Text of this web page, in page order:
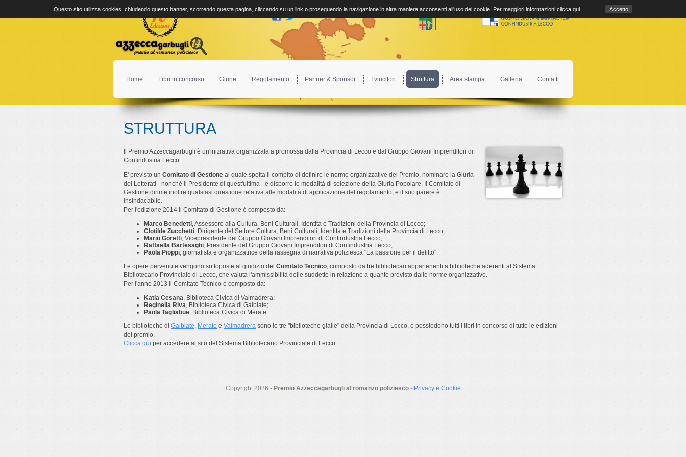
Home Libri in concorso Giurie Regolamento Partner & Sponsor I vincitori Struttura Area stampa Galleria Contatti
STRUTTURA
Il Premio Azzeccagarbugli è un'iniziativa organizzata a promossa dalla Provincia di Lecco e dal Gruppo Giovani Imprenditori di
Confindustria Lecco.
E' previsto un Comitato di Gestione al quale spetta il compito di definire le norme organizzative del Premio, nominare la Giuria
dei Letterati - nonchè il Presidente di quest'ultima - e disporre le modalità di selezione della Giuria Popolare. Il Comitato di
Gestione dirime inoltre qualsiasi questione relativa alle modalità di applicazione del regolamento, e il suo parere è
insindacabile.
Per l'edizione 2014 il Comitato di Gestione è composto da:
Marco Benedetti, Assessore alla Cultura, Beni Culturali, Identità e Tradizioni della Provincia di Lecco;
Clotilde Zucchetti, Dirigente del Settore Cultura, Beni Culturali, Identità e Tradizioni della Provincia di Lecco;
Mario Goretti, Vicepresidente del Gruppo Giovani Imprenditori di Confindustria Lecco;
Raffaella Bartesaghi, Presidente del Gruppo Giovani Imprenditori di Confindustria Lecco;
Paola Pioppi, giornalista e organizzatrice della rassegna di narrativa poliziesca "La passione per il delitto".
Le opere pervenute vengono sottoposte al giudizio del Comitato Tecnico, composto da tre bibliotecari appartenenti a biblioteche aderenti al Sistema
Bibliotecario Provinciale di Lecco, che valuta l'ammissibilità delle suddette in relazione a quanto previsto dalle norme organizzative.
Per l'anno 2013 il Comitato Tecnico è composto da:
Katia Cesana, Biblioteca Civica di Valmadrera;
Reginella Riva, Biblioteca Civica di Galbiate;
Paola Tagliabue, Biblioteca Civica di Merate.
Le biblioteche di Galbiate, Merate e Valmadrera sono le tre "biblioteche gialle" della Provincia di Lecco, e possiedono tutti i libri in concorso di tutte le edizioni
del premio.
Clicca qui per accedere al sito del Sistema Bibliotecario Provinciale di Lecco.
Copyright 2026 - Premio Azzeccagarbugli al romanzo poliziesco- Privacy e Cookie
Questo sito utilizza cookies, chiudendo questo banner, scorrendo questa pagina, cliccando su un link o proseguendo la navigazione in altra maniera acconsenti all'uso dei cookie. Per maggiori informazioni clicca qui Accetto